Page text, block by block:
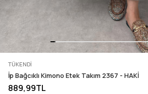
TÜKENDI
İp Bağcıklı Kimono Etek Takım 2367 - HAKİ
889,99TL